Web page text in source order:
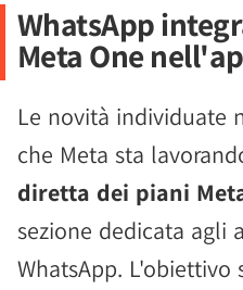
WhatsApp
Meta One
Le novità individuate
che Meta sta
diretta dei piani
sezione dedicata agli
WhatsApp. L'obiettivo